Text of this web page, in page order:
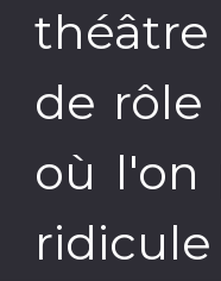
théâtre
de
où l'on